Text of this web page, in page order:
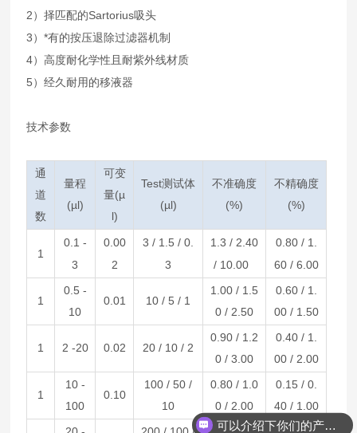
2）择匹配的Sartorius吸头
3）*有的按压退除过滤器机制
4）高度耐化学性且耐紫外线材质
5）经久耐用的移液器
技术参数
通
道
数
量程
(µl)
可变
量(µ
l)
Test测试体
(µl)
不准确度
(%)
不精确度
(%)
1
0.1 -
3
0.00
2
3 / 1.5 / 0.
3
1.3 / 2.40
/ 10.00
0.80 / 1.
60 / 6.00
1
0.5 -
10
0.01 10 / 5 / 1
1.00 / 1.5
0 / 2.50
0.60 / 1.
00 / 1.50
1 2 -20 0.02 20 / 10 / 2
0.90 / 1.2
0 / 3.00
0.40 / 1.
00 / 2.00
1
10 -
100
0.10
100 / 50 /
10
0.80 / 1.0
0 / 2.00
0.15 / 0.
40 / 1.00
可以介绍下你们的产品么